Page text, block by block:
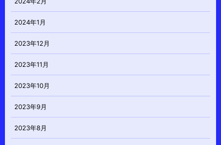
2024年1月
2023年12月
2023年11月
2023年10月
2023年9月
2023年8月